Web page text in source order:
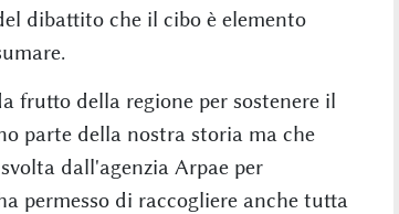
dibattito che il cibo è elemento
frutto della regione per sostenere il
parte della nostra storia ma che
dall'agenzia Arpae per
permesso di raccogliere anche tutta